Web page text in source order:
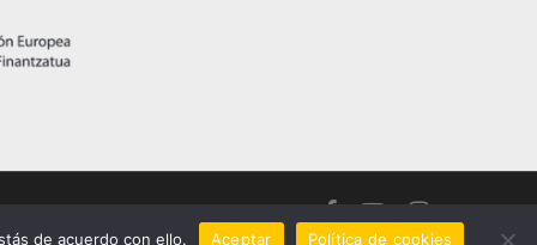
facebookyoutubeinstagram
de acuerdo con ello. Aceptar Política de cookies